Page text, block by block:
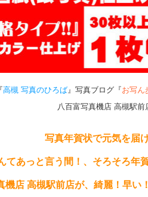
高槻 写真のひろば』写真ブログ『お写ん
八百富写真機店 高槻駅前
写真年賀状で元気を届
てあっと言う間！、そろそろ年
機店 高槻駅前店が、綺麗！早い